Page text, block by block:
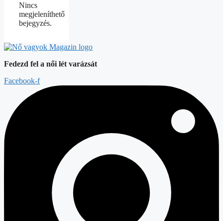
Nincs
megjeleníthető
bejegyzés.
Fedezd fel a női lét varázsát
Facebook-f